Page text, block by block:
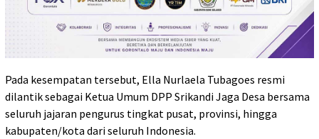
Pada kesempatan tersebut, Ella Nurlaela Tubagoes resmi
dilantik sebagai Ketua Umum DPP Srikandi Jaga Desa bersama
seluruh jajaran pengurus tingkat pusat, provinsi, hingga
kabupaten/kota dari seluruh Indonesia.